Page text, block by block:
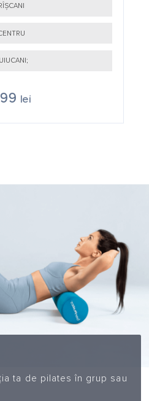
lei
ta de pilates în grup sau